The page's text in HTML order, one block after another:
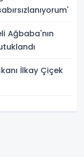
Ağbaba'nın
İlkay Çiçek